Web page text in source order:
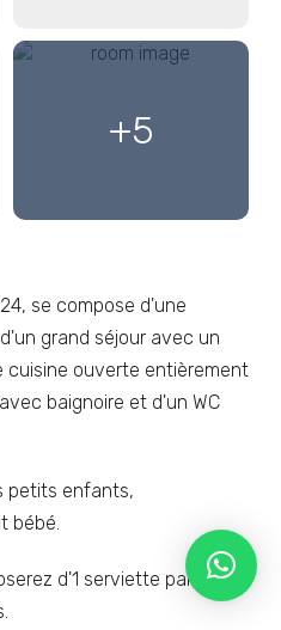
+5
se compose d'une
grand séjour avec un
cuisine ouverte entièrement
baignoire et d'un WC
petits enfants,
bébé.
d'1 serviette par